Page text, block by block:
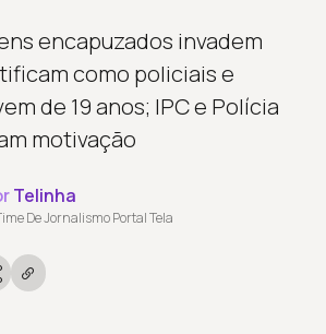
encapuzados invadem
como policiais e
de 19 anos; IPC e Polícia
motivação
Telinha
De Jornalismo Portal Tela